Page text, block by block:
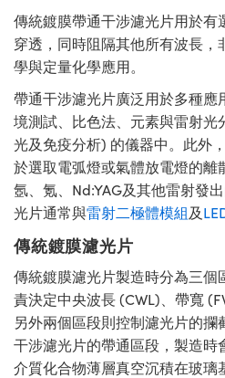
傳統鍍膜帶通干涉濾光片用於有
穿透，同時阻隔其他所有波長，
學與定量化學應用。
帶通干涉濾光片廣泛用於多種應
境測試、比色法、元素與雷射光
光及免疫分析) 的儀器中。此外
於選取電弧燈或氣體放電燈的離
氬、氪、Nd:YAG及其他雷射發
光片通常與雷射二極體模組及
傳統鍍膜濾光片
傳統鍍膜濾光片製造時分為三個
責決定中央波長 (CWL)、帶寬
另外兩個區段則控制濾光片的攔
干涉濾光片的帶通區段，製造時
介質化合物薄層真空沉積在玻璃